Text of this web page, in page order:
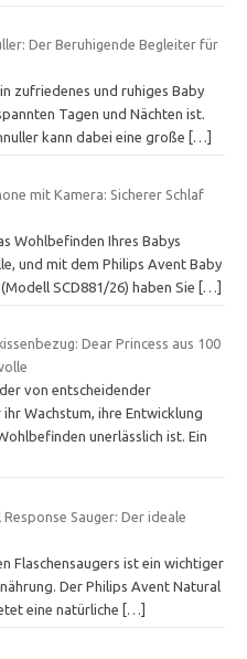
Der Beruhigende Begleiter für
zufriedenes und ruhiges Baby
Tagen und Nächten ist.
kann dabei eine große
[…]
mit Kamera: Sicherer Schlaf
Wohlbefinden Ihres Babys
und mit dem Philips Avent Baby
SCD881/26) haben Sie
[…]
Dear Princess aus 100
von entscheidender
Wachstum, ihre Entwicklung
unerlässlich ist. Ein
Sauger: Der ideale
Flaschensaugers ist ein wichtiger
Der Philips Avent Natural
eine natürliche
[…]